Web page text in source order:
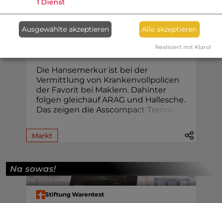
VersicherungsJournal
PKV Voll: Mehrkampf um die
Führung im Maklervertrieb
Die Hansemerkur ist bei der
Vermittlung von Krankenvollpolicen
der Favorit bei Maklern. Dahinter
folgen gleichauf ARAG und Hallesche.
Das zeigen die Asscompact Trend
Markt
Na sowas!
Stiftung Warentest
1 Dienst
Ausgewählte akzeptieren Alle akzeptieren
Realisiert mit Klaro!